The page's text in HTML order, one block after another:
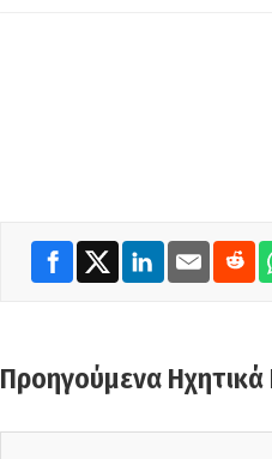
Προηγούμενα